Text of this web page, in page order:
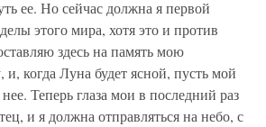
ее. Но сейчас должна я первой
этого мира, хотя это и против
здесь на память мою
когда Луна будет ясной, пусть мой
Теперь глаза мои в последний раз
и я должна отправляться на небо, с